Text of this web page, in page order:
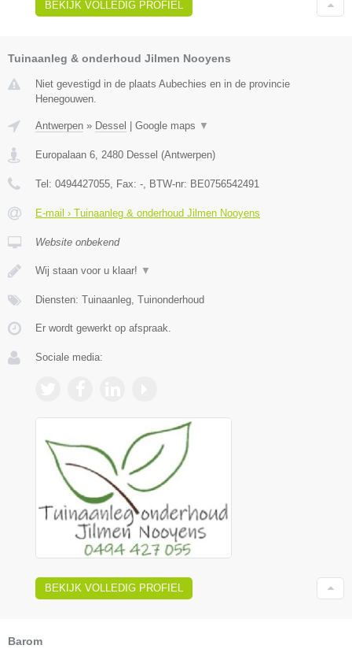
BEKIJK VOLLEDIG PROFIEL
Tuinaanleg & onderhoud Jilmen Nooyens
Niet gevestigd in de plaats Aubechies en in de provincie
Henegouwen.
Antwerpen » Dessel Google maps ▼
Europalaan 6 2480 Dessel (Antwerpen)
Tel: 0494427055 , Fax: - , BTW-nr: BE0756542491
E-mail › Tuinaanleg & onderhoud Jilmen Nooyens
Website onbekend
Wij staan voor u klaar! ▼
Diensten: Tuinaanleg, Tuinonderhoud
Er wordt gewerkt op afspraak.
Sociale media:
BEKIJK VOLLEDIG PROFIEL
Barom